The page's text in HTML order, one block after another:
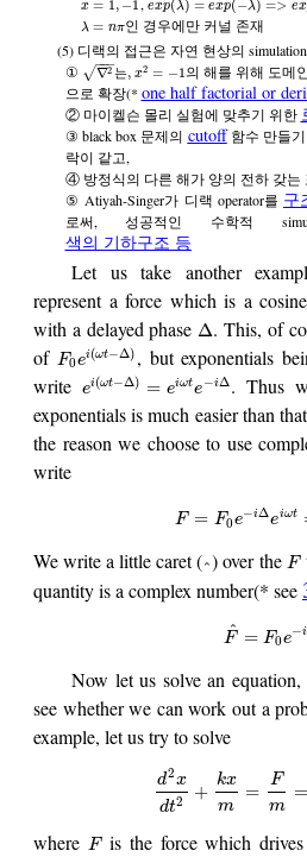
x = 1 , −1 exp(λ) = exp(−λ) => ex
λ = nπ인 경우에만 커널 존재
(5) 디랙의 접근은 자연 현상의
①
∇2
−−
−
√ 는, x2 = −1의 해를 위해 도메
으로 확장(* one half factorial or
② 마이켈슨 몰리 실험에 맞추기 위한
③ black box 문제의 cutoff함수 만들기
락이 같고,
④ 방정식의 다른 해가 양의 전하 갖는
⑤ Atiyah-Singer가 디랙 operator를 구
로써, 성공적인 수학적
색의 기하구조 등
Let us take another
represent a force which is a
with a delayed phase Δ. This, of
of F0ei(ωt−Δ) , but exponentials
write
ei(ωt−Δ) = eiωte−iΔ. Thus
exponentials is much easier than
the reason we choose to use
write
F = F0e−iΔeiωt
We write a little caret (^) over the F
quantity is a complex number(* see
F^ = F0e−i
Now let us solve an
see whether we can work out a
example, let us try to solve
d2x
dt2 +
kx
m
=
F
m
=
where F is the force which